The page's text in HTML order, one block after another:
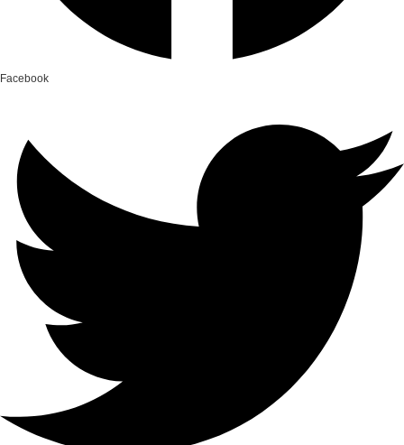
Facebook